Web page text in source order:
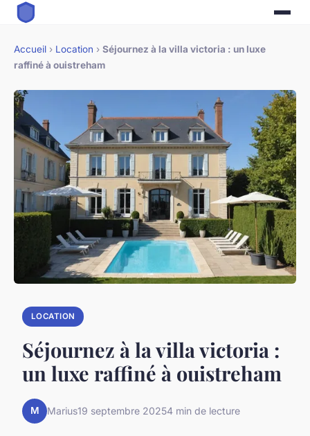
Accueil › Location › Séjournez à la villa victoria : un luxe
raffiné à ouistreham
LOCATION
Séjournez à la villa victoria :
un luxe raffiné à ouistreham
M Marius19 septembre 20254 min de lecture